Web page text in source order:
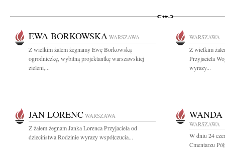
EWA BORKOWSKA WARSZAWA
Z wielkim żalem żegnamy Ewę Borkowską
ogrodniczkę, wybitną projektantkę warszawskiej
zieleni,...
WARSZAWA
Z wielkim
Przyjaciela
wyrazy...
JAN LORENC WARSZAWA
Z żalem żegnam Janka Lorenca Przyjaciela od
dzieciństwa Rodzinie wyrazy współczucia...
WARSZAWA
W dniu 24
Cmentarzu